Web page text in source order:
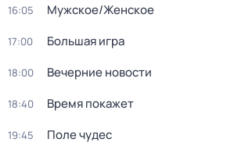
16:05 Мужское/Женское
17:00 Большая игра
18:00 Вечерние новости
18:40 Время покажет
19:45 Поле чудес